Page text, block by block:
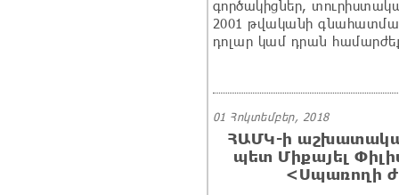
գործակիցներ,
2001 թվականի
դոլար կամ դրան
01 Հոկտեմբեր, 2018
ՀԱՄԿ-ի
պետ Միքայել
<Սպառողի